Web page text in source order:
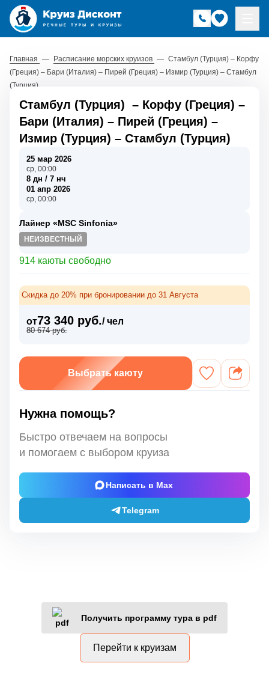
Главная — Расписание морских круизов — Стамбул (Турция) – Корфу
(Греция) – Бари (Италия) – Пирей (Греция) – Измир (Турция) – Стамбул
(Турция)
Стамбул (Турция) – Корфу (Греция) –
Бари (Италия) – Пирей (Греция) –
Измир (Турция) – Стамбул (Турция)
25 мар 2026
ср, 00:00
8 дн / 7 нч
01 апр 2026
ср, 00:00
Лайнер «MSC Sinfonia»
НЕИЗВЕСТНЫЙ
914 каюты свободно
Скидка до 20% при бронировании до 31 Августа
от73 340 руб./ чел
80 674 руб.
Выбрать каюту
Нужна помощь?
Быстро отвечаем на вопросы
и помогаем с выбором круиза
Написать в Max
Telegram
Получить программу тура в pdf
Перейти к круизам